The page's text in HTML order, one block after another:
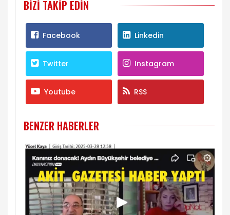
BIZI TAKIP EDIN
Facebook Linkedin
Twitter Instagram
Youtube RSS
BENZER HABERLER